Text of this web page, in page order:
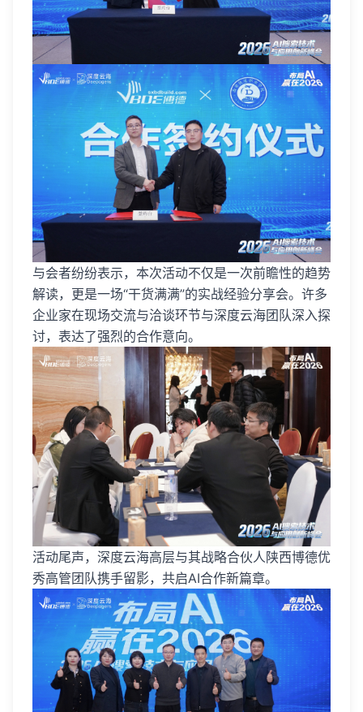
与会者纷纷表示，本次活动不仅是一次前瞻性的趋势
解读，更是一场“干货满满”的实战经验分享会。许多
企业家在现场交流与洽谈环节与深度云海团队深入探
讨，表达了强烈的合作意向。
活动尾声，深度云海高层与其战略合伙人陕西博德优
秀高管团队携手留影，共启AI合作新篇章。